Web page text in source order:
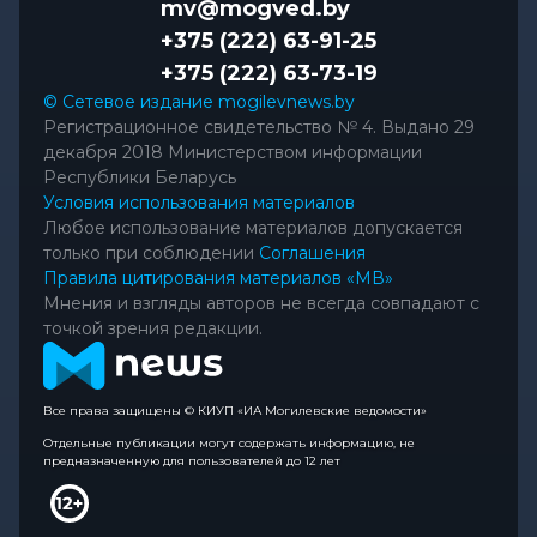
mv@mogved.by
+375 (222) 63-91-25
+375 (222) 63-73-19
© Сетевое издание mogilevnews.by
Регистрационное свидетельство № 4. Выдано 29
декабря 2018 Министерством информации
Республики Беларусь
Условия использования материалов
Любое использование материалов допускается
только при соблюдении Соглашения
Правила цитирования материалов «МВ»
Мнения и взгляды авторов не всегда совпадают с
точкой зрения редакции.
Все права защищены © КИУП «ИА Могилевские ведомости»
Отдельные публикации могут содержать информацию, не
предназначенную для пользователей до 12 лет